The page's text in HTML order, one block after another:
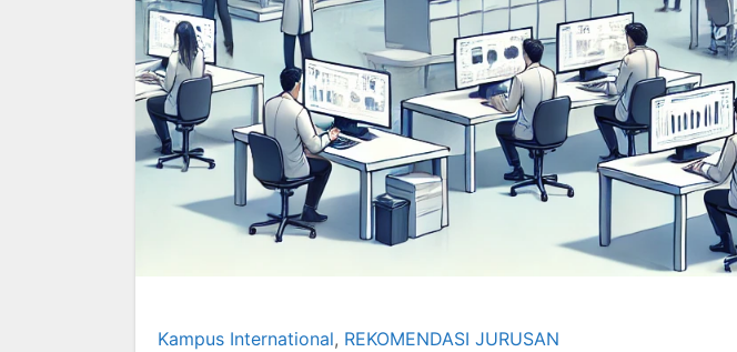
Kampus International, REKOMENDASI JURUSAN